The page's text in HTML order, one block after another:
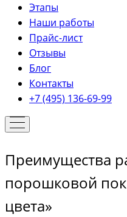
Этапы
Наши работы
Прайс-лист
Отзывы
Блог
Контакты
+7 (495) 136-69-99
Преимущества
порошковой
цвета»